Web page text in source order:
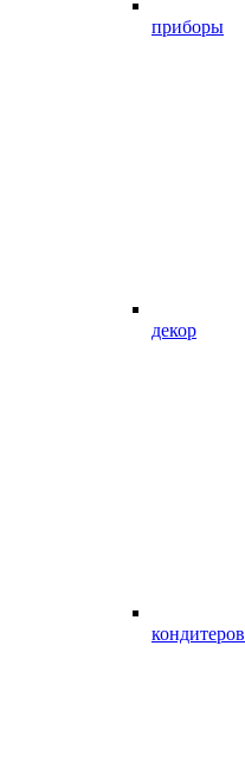
приборы
декор
кондитеров